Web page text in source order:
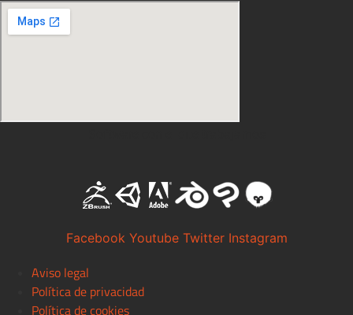
Facebook Youtube Twitter Instagram
Aviso legal
Política de privacidad
Política de cookies